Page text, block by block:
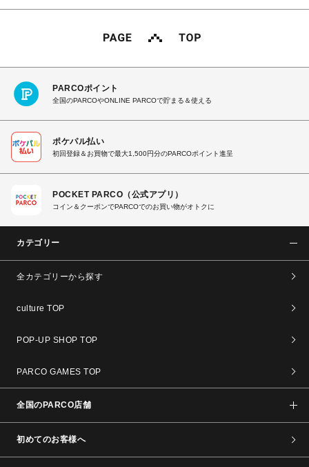
PARCOポイント
全国のPARCOやONLINE PARCOで貯まる＆使える
ポケパル払い
初回登録＆お買物で最大1,500円分のPARCOポイント進呈
POCKET PARCO（公式アプリ）
コイン＆クーポンでPARCOでのお買い物がオトクに
カテゴリー
全カテゴリーから探す
culture TOP
POP-UP SHOP TOP
PARCO GAMES TOP
全国のPARCO店舗
初めてのお客様へ